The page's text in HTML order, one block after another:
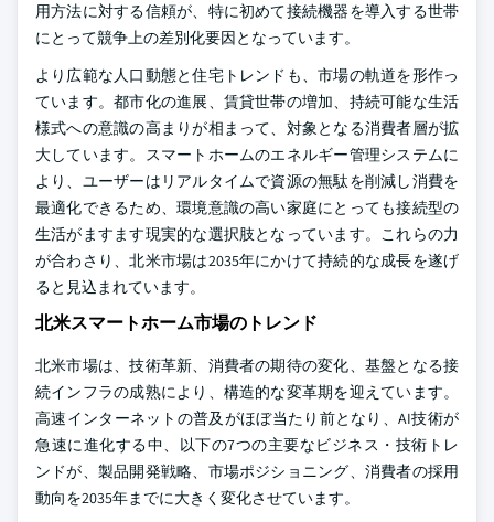
用方法に対する信頼が、特に初めて接続機器を導入する世帯
にとって競争上の差別化要因となっています。
より広範な人口動態と住宅トレンドも、市場の軌道を形作っ
ています。都市化の進展、賃貸世帯の増加、持続可能な生活
様式への意識の高まりが相まって、対象となる消費者層が拡
大しています。スマートホームのエネルギー管理システムに
より、ユーザーはリアルタイムで資源の無駄を削減し消費を
最適化できるため、環境意識の高い家庭にとっても接続型の
生活がますます現実的な選択肢となっています。これらの力
が合わさり、北米市場は2035年にかけて持続的な成長を遂げ
ると見込まれています。
北米スマートホーム市場のトレンド
北米市場は、技術革新、消費者の期待の変化、基盤となる接
続インフラの成熟により、構造的な変革期を迎えています。
高速インターネットの普及がほぼ当たり前となり、AI技術が
急速に進化する中、以下の7つの主要なビジネス・技術トレ
ンドが、製品開発戦略、市場ポジショニング、消費者の採用
動向を2035年までに大きく変化させています。